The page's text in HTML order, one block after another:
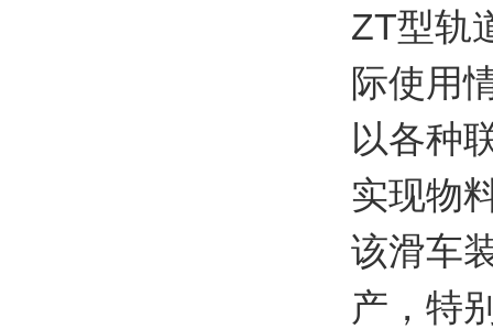
ZT型轨
际使用
以各种
实现物
该滑车
产，特